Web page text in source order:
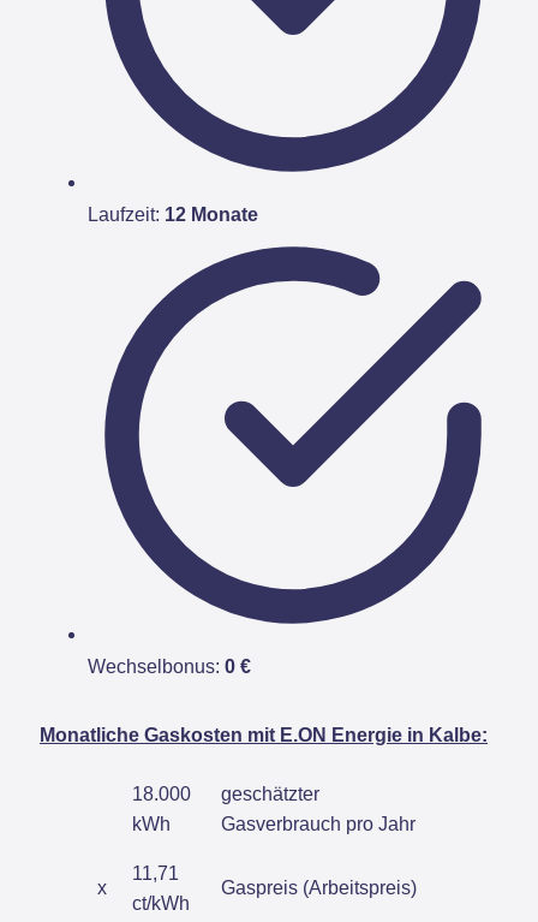
Laufzeit: 12 Monate
Wechselbonus: 0 €
Monatliche Gaskosten mit E.ON Energie in Kalbe:
18.000
kWh
geschätzter
Gasverbrauch pro Jahr
x
11,71
ct/kWh
Gaspreis (Arbeitspreis)